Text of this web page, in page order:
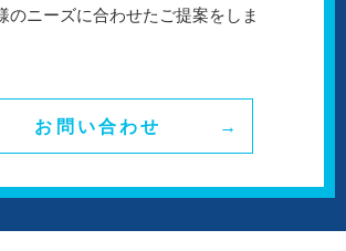
のニーズに合わせたご提案をしま
お問い合わせ